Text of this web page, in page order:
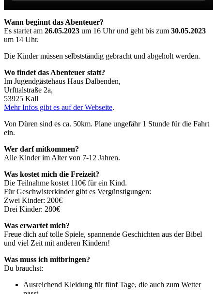
Wann beginnt das Abenteuer?
Es startet am 26.05.2023 um 16 Uhr und geht bis zum 30.05.2023
um 14 Uhr.
Die Kinder müssen selbstständig gebracht und abgeholt werden.
Wo findet das Abenteuer statt?
Im Jugendgästehaus Haus Dalbenden,
Urfttalstraße 2a,
53925 Kall
Mehr Infos gibt es auf der Webseite.
Von Düren sind es ca. 50km. Plane ungefähr 1 Stunde für die Fahrt
ein.
Wer darf mitkommen?
Alle Kinder im Alter von 7-12 Jahren.
Was kostet mich die Freizeit?
Die Teilnahme kostet 110€ für ein Kind.
Für Geschwisterkinder gibt es Vergünstigungen:
Zwei Kinder: 200€
Drei Kinder: 280€
Was erwartet mich?
Freue dich auf tolle Spiele, spannende Geschichten aus der Bibel
und viel Zeit mit anderen Kindern!
Was muss ich mitbringen?
Du brauchst:
Ausreichend Kleidung für fünf Tage, die auch zum Wetter